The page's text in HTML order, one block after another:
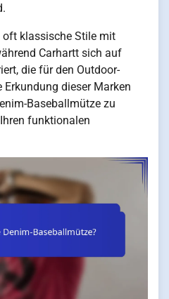
oft klassische Stile mit
Carhartt sich auf
die für den Outdoor-
dieser Marken
Baseballmütze zu
funktionalen